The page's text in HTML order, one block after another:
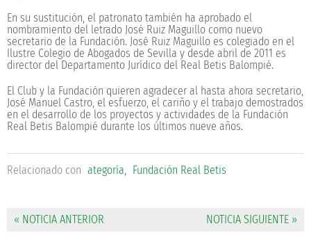
En su sustitución, el patronato también ha aprobado el
nombramiento del letrado José Ruiz Maguillo como nuevo
secretario de la Fundación. José Ruiz Maguillo es colegiado en el
Ilustre Colegio de Abogados de Sevilla y desde abril de 2011 es
director del Departamento Jurídico del Real Betis Balompié.
El Club y la Fundación quieren agradecer al hasta ahora secretario,
José Manuel Castro, el esfuerzo, el cariño y el trabajo demostrados
en el desarrollo de los proyectos y actividades de la Fundación
Real Betis Balompié durante los últimos nueve años.
Relacionado con ategoría, Fundación Real Betis
« NOTICIA ANTERIOR NOTICIA SIGUIENTE »